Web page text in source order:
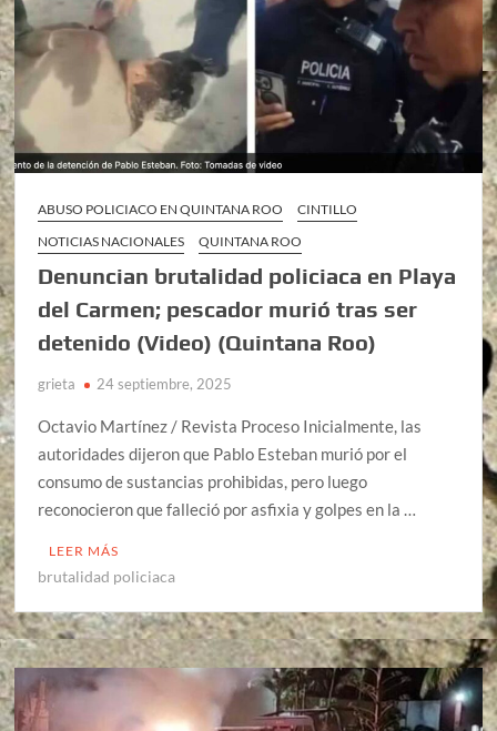
ABUSO POLICIACO EN QUINTANA ROO
CINTILLO
NOTICIAS NACIONALES
QUINTANA ROO
Denuncian brutalidad policiaca en Playa
del Carmen; pescador murió tras ser
detenido (Video) (Quintana Roo)
grieta 24 septiembre, 2025
Octavio Martínez / Revista Proceso Inicialmente, las
autoridades dijeron que Pablo Esteban murió por el
consumo de sustancias prohibidas, pero luego
reconocieron que falleció por asfixia y golpes en la …
LEER MÁS
brutalidad policiaca